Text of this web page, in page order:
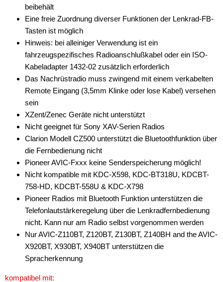
Antennenzubehör
Aux-In-Adapter
Bluetooth
CAN-BUS-Adapter
Cinch-Kabel
DAB+
Entriegelung
Entstörmaterial
Ersatzteile
Fahrzeughalter
Fernbedienungen
Freischaltmodule
Freisprechadapter
Frequenzweichen
beibehält
Eine freie Zuordnung diverser Funktionen der Lenkrad-FB-
Tasten ist möglich
Hinweis: bei alleiniger Verwendung ist ein
fahrzeugspezifisches Radioanschlußkabel oder ein ISO-
Kabeladapter 1432-02 zusätzlich erforderlich
Das Nachrüstradio muss zwingend mit einem verkabelten
Remote Eingang (3,5mm Klinke oder lose Kabel) versehen
sein
XZent/Zenec Geräte nicht unterstützt
Nicht geeignet für Sony XAV-Serien Radios
Clarion Modell CZ500 unterstützt die Bluetoothfunktion über
die Fernbedienung nicht
Pioneer AVIC-Fxxx keine Senderspeicherung möglich!
Nicht kompatible mit KDC-X598, KDC-BT318U, KDCBT-
758-HD, KDCBT-558U & KDC-X798
Pioneer Radios mit Bluetooth Funktion unterstützen die
Telefonlautstärkeregelung über die Lenkradfernbedienung
nicht. Kann nur am Radio selbst vorgenommen werden
Nur AVIC-Z110BT, Z120BT, Z130BT, Z140BH and the AVIC-
X920BT, X930BT, X940BT unterstützen die
Spracherkennung
kompatibel mit: